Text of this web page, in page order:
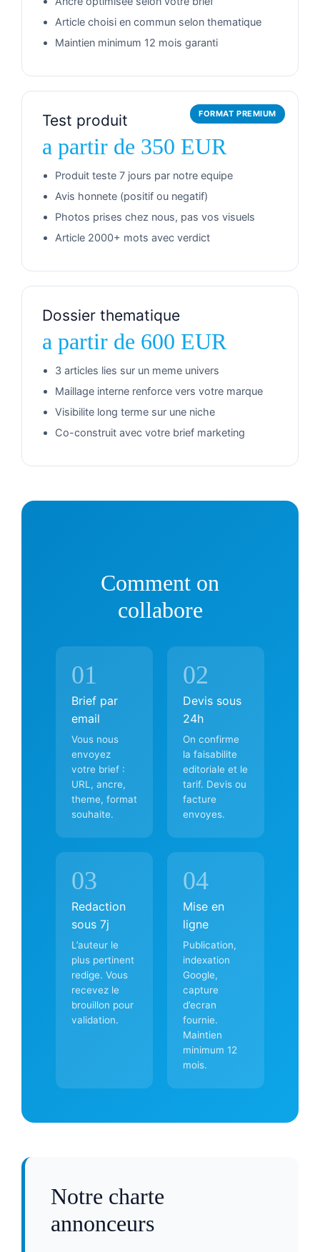
Article choisi en commun selon thematique
Maintien minimum 12 mois garanti
FORMAT PREMIUM
Test produit
a partir de 350 EUR
Produit teste 7 jours par notre equipe
Avis honnete (positif ou negatif)
Photos prises chez nous, pas vos visuels
Article 2000+ mots avec verdict
Dossier thematique
a partir de 600 EUR
3 articles lies sur un meme univers
Maillage interne renforce vers votre marque
Visibilite long terme sur une niche
Co-construit avec votre brief marketing
Comment on
collabore
01
Brief par
email
Vous nous
envoyez
votre brief :
URL, ancre,
theme, format
souhaite.
02
Devis sous
24h
On confirme
la faisabilite
editoriale et le
tarif. Devis ou
facture
envoyes.
03
Redaction
sous 7j
L’auteur le
plus pertinent
redige. Vous
recevez le
brouillon pour
validation.
04
Mise en
ligne
Publication,
indexation
Google,
capture
d’ecran
fournie.
Maintien
minimum 12
mois.
Notre charte
annonceurs